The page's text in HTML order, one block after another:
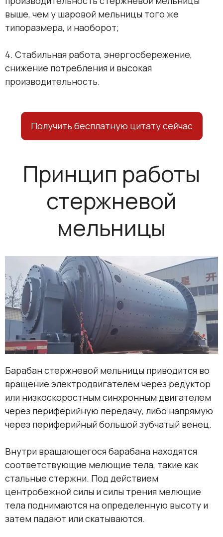
выше, чем у шаровой мельницы того же
типоразмера, и наоборот;
4. Стабильная работа, энергосбережение,
снижение потребления и высокая
производительность.
Получить бесплатную цитату сейчас
Принцип работы
стержневой
мельницы
Барабан стержневой мельницы приводится во
вращение электродвигателем через редуктор
или низкоскоростным синхронным двигателем
через периферийную передачу, либо напрямую
через периферийный большой зубчатый венец.
Внутри вращающегося барабана находятся
соответствующие мелющие тела, такие как
стальные стержни. Под действием
центробежной силы и силы трения мелющие
тела поднимаются на определенную высоту и
затем падают или скатываются.